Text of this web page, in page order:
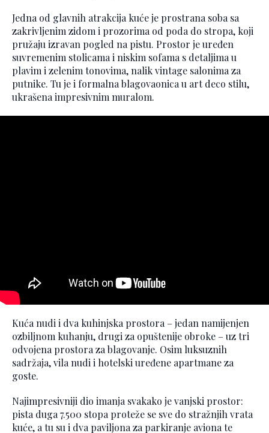
Jedna od glavnih atrakcija kuće je prostrana soba sa
zakrivljenim zidom i prozorima od poda do stropa, koji
pružaju izravan pogled na pistu. Prostor je uređen
suvremenim stolicama i niskim sofama s detaljima u
plavim i zelenim tonovima, nalik vintage salonima za
putnike. Tu je i formalna blagovaonica u art deco stilu,
ukrašena impresivnim muralom.
Kuća nudi i dva kuhinjska prostora – jedan namijenjen
ozbiljnom kuhanju, drugi za opuštenije obroke – uz tri
odvojena prostora za blagovanje. Osim luksuznih
sadržaja, vila nudi i hotelski uređene apartmane za
goste.
Najimpresivniji dio imanja svakako je vanjski prostor:
pista duga 7.500 stopa proteže se sve do stražnjih vrata
kuće, a tu su i dva paviljona za parkiranje aviona te